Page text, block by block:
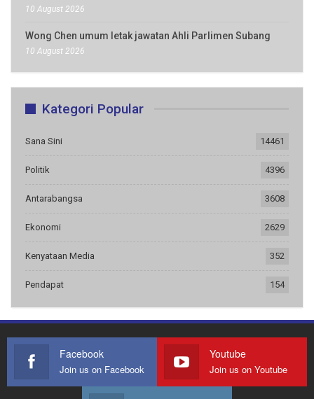
10 August 2026
Wong Chen umum letak jawatan Ahli Parlimen Subang
10 August 2026
Kategori Popular
Sana Sini 14461
Politik 4396
Antarabangsa 3608
Ekonomi 2629
Kenyataan Media 352
Pendapat 154
Facebook
Join us on Facebook
Youtube
Join us on Youtube